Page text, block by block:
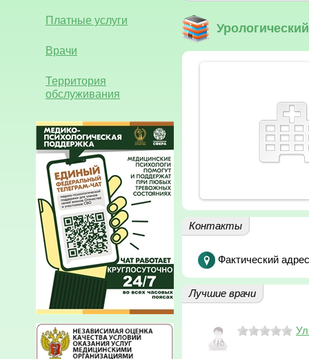
Платные услуги
Врачи
Территория
обслуживания
Контакты
Фактический
Лучшие врачи